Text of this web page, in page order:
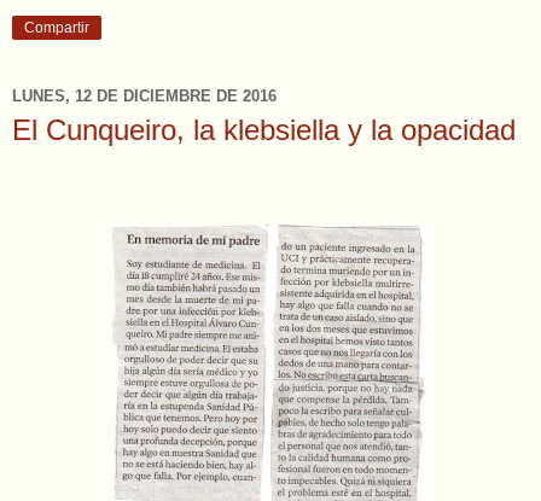
Compartir
LUNES, 12 DE DICIEMBRE DE 2016
El Cunqueiro, la klebsiella y la opacidad